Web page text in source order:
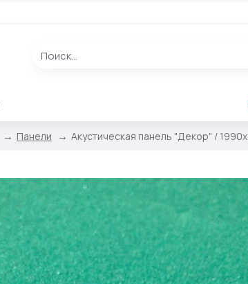
Панели Акустическая панель "Декор" /